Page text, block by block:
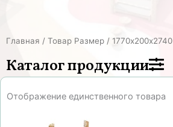
Главная / Товар Размер / 1770х200х2740
Каталог продукции
Отображение единственного товара